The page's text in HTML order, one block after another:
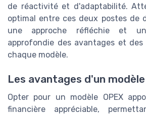
de réactivité et d'adaptabilité.
optimal entre ces deux postes de
une approche réfléchie et
approfondie des avantages et des
chaque modèle.
Les avantages d'un
Opter pour un modèle OPEX
financière appréciable,